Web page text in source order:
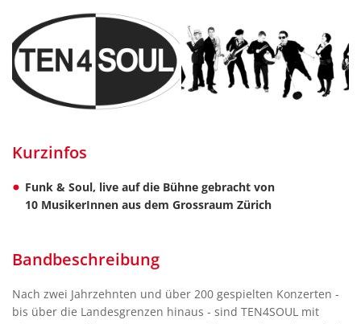
Kurzinfos
Funk & Soul, live auf die Bühne gebracht von
10 MusikerInnen aus dem Grossraum Zürich
Bandbeschreibung
Nach zwei Jahrzehnten und über 200 gespielten Konzerten -
bis über die Landesgrenzen hinaus - sind TEN4SOUL mit